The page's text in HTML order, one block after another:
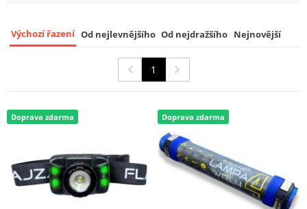
Výchozí řazení Od nejlevnějšího Od nejdražšího Nejnovější
1
Doprava zdarma Doprava zdarma